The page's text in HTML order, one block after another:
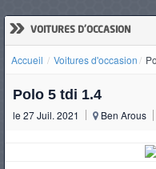
» VOITURES D'OCCASION
Accueil Voitures d'occasion
Polo 5 tdi 1.4
le 27 Juil. 2021 Ben Arous
D'OCCASION